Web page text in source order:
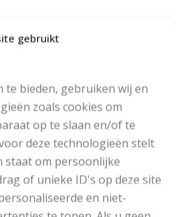
gebruikt
te bieden, gebruiken wij en
zoals cookies om
op te slaan en/of te
deze technologieën stelt
staat om persoonlijke
of unieke ID's op deze site
en niet-